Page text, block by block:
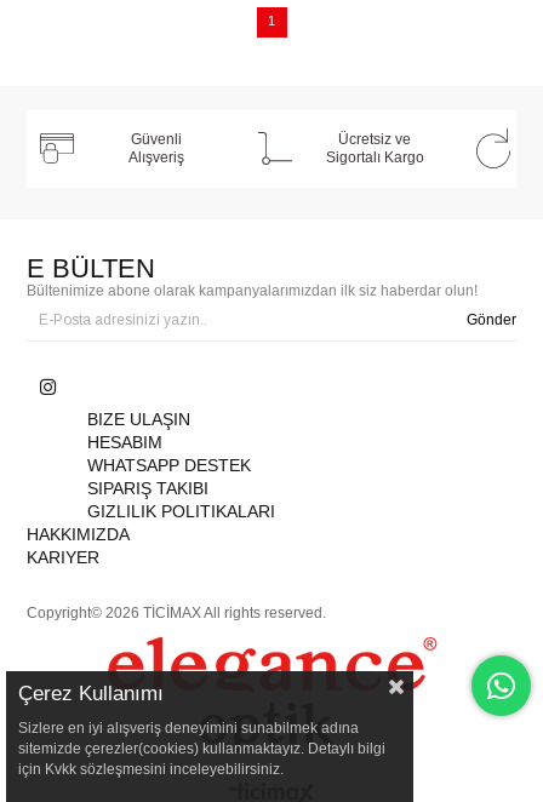
1
Güvenli
Alışveriş
Ücretsiz ve
Sigortalı Kargo
E BÜLTEN
Bültenimize abone olarak kampanyalarımızdan ilk siz haberdar olun!
Gönder
BIZE ULAŞIN
HESABIM
WHATSAPP DESTEK
SIPARIŞ TAKIBI
GIZLILIK POLITIKALARI
HAKKIMIZDA
KARIYER
Copyright© 2026 TİCİMAX All rights reserved.
Çerez Kullanımı
Sizlere en iyi alışveriş deneyimini sunabilmek adına
sitemizde çerezler(cookies) kullanmaktayız. Detaylı bilgi
için Kvkk sözleşmesini inceleyebilirsiniz.